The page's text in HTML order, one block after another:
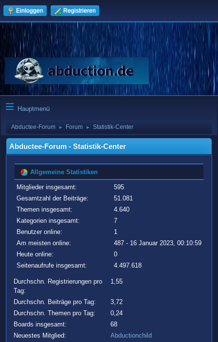
Einloggen Registrieren
Hauptmenü
Abductee-Forum ► Forum ► Statistik-Center
Abductee-Forum - Statistik-Center
Allgemeine Statistiken
Mitglieder insgesamt:
595
Gesamtzahl der Beiträge:
51.081
Themen insgesamt:
4.640
Kategorien insgesamt:
7
Benutzer online:
1
Am meisten online:
487 - 16 Januar 2023, 00:10:59
Heute online:
0
Seitenaufrufe insgesamt:
4.497.618
Durchschn. Registrierungen pro
Tag:
1,55
Durchschn. Beiträge pro Tag:
3,72
Durchschn. Themen pro Tag:
0,24
Boards insgesamt:
68
Neuestes Mitglied:
Abductionchild